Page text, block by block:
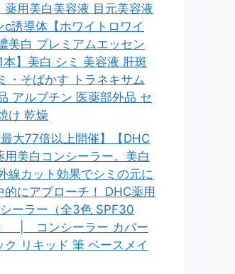
薬用美白美容液 目元美容液
c誘導体【ホワイトロワイ
美白 プレミアムエッセン
本】美白 シミ 美容液 肝斑
・そばかす トラネキサム
アルブチン 医薬部外品 セ
け 乾燥
最大77倍以上開催】【DHC
用美白コンシーラー。美白
線カット効果でシミの元に
的にアプローチ！ DHC薬用
ーラー（全3色 SPF30
| コンシーラー カバー
ク リキッド 筆 ベースメイ